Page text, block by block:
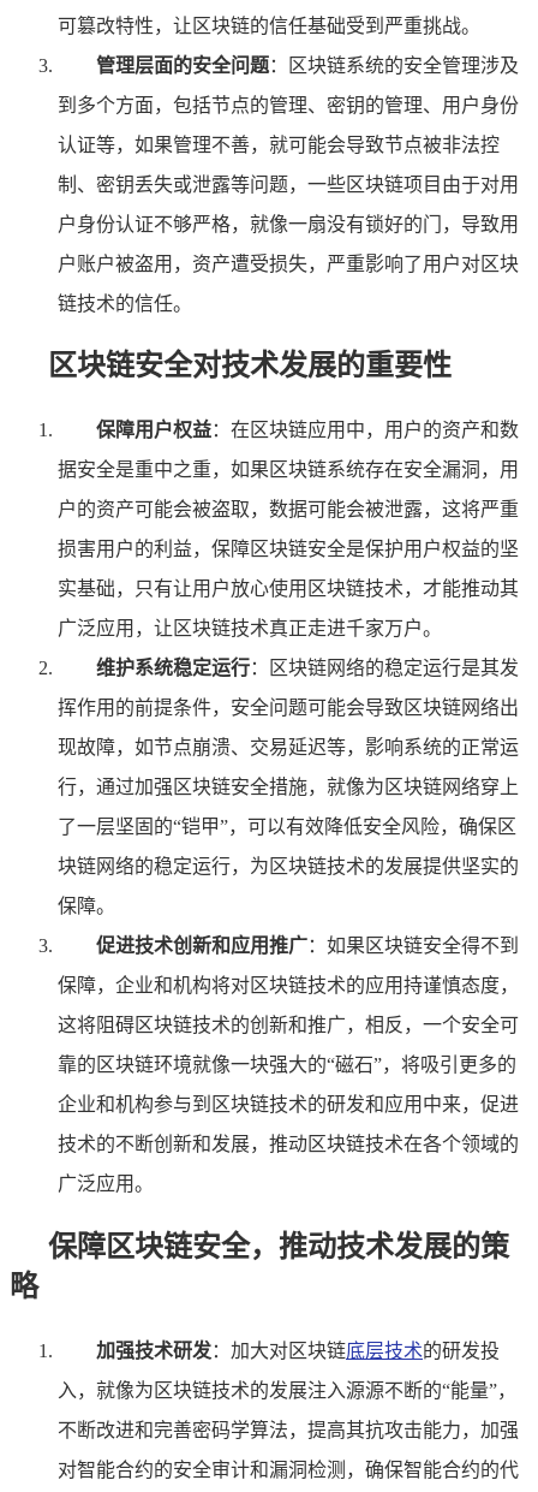
可篡改特性，让区块链的信任基础受到严重挑战。
管理层面的安全问题：区块链系统的安全管理涉及
到多个方面，包括节点的管理、密钥的管理、用户身份
认证等，如果管理不善，就可能会导致节点被非法控
制、密钥丢失或泄露等问题，一些区块链项目由于对用
户身份认证不够严格，就像一扇没有锁好的门，导致用
户账户被盗用，资产遭受损失，严重影响了用户对区块
链技术的信任。
区块链安全对技术发展的重要性
保障用户权益：在区块链应用中，用户的资产和数
据安全是重中之重，如果区块链系统存在安全漏洞，用
户的资产可能会被盗取，数据可能会被泄露，这将严重
损害用户的利益，保障区块链安全是保护用户权益的坚
实基础，只有让用户放心使用区块链技术，才能推动其
广泛应用，让区块链技术真正走进千家万户。
维护系统稳定运行：区块链网络的稳定运行是其发
挥作用的前提条件，安全问题可能会导致区块链网络出
现故障，如节点崩溃、交易延迟等，影响系统的正常运
行，通过加强区块链安全措施，就像为区块链网络穿上
了一层坚固的“铠甲”，可以有效降低安全风险，确保区
块链网络的稳定运行，为区块链技术的发展提供坚实的
保障。
促进技术创新和应用推广：如果区块链安全得不到
保障，企业和机构将对区块链技术的应用持谨慎态度，
这将阻碍区块链技术的创新和推广，相反，一个安全可
靠的区块链环境就像一块强大的“磁石”，将吸引更多的
企业和机构参与到区块链技术的研发和应用中来，促进
技术的不断创新和发展，推动区块链技术在各个领域的
广泛应用。
保障区块链安全，推动技术发展的策
略
加强技术研发：加大对区块链底层技术的研发投
入，就像为区块链技术的发展注入源源不断的“能量”，
不断改进和完善密码学算法，提高其抗攻击能力，加强
对智能合约的安全审计和漏洞检测，确保智能合约的代